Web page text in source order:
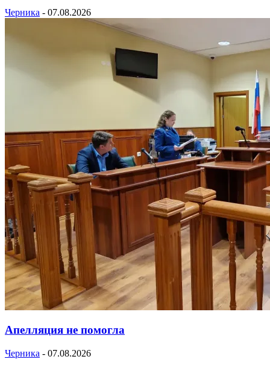
Черника - 07.08.2026
Апелляция не помогла
Черника - 07.08.2026